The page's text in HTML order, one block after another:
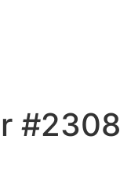
#2308